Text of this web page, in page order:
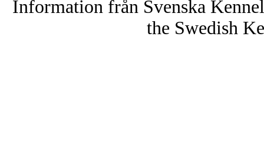
Information från Svenska
the Swedish